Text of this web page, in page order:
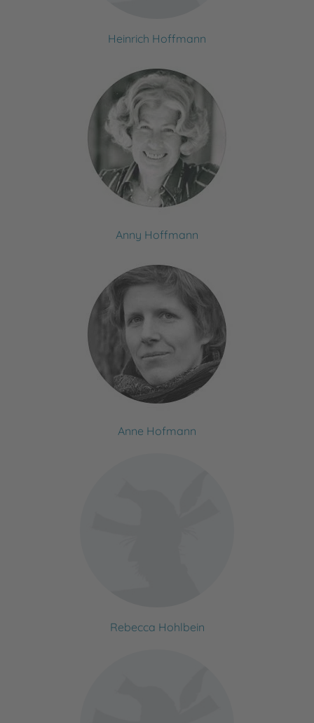
Heinrich Hoffmann
Anny Hoffmann
Anne Hofmann
Rebecca Hohlbein